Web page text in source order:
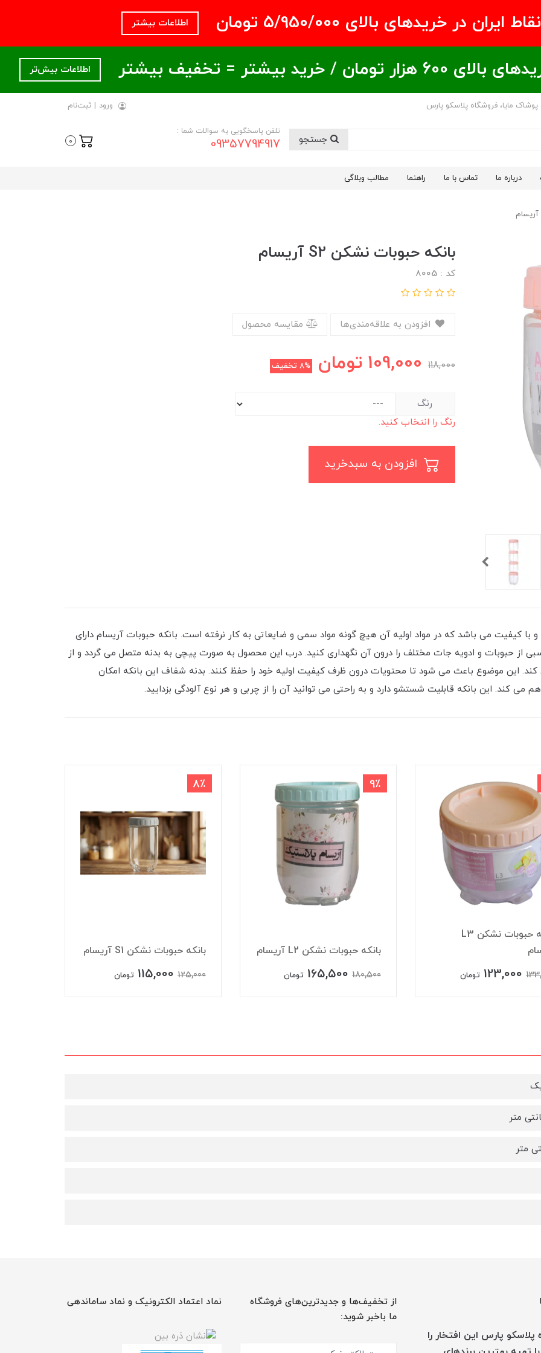
در خریدهای بالای ۵/950/000 تومان اطلاعات بیشتر
بیشتر = تخفیف بیشتر اطلاعات بیش‌تر
پوشاک مایا، فروشگاه پلاسکو پارس ورود | ثبت‌نام
تلفن پاسخگویی به سوالات شما :
09357794917
0
درباره ما تماس با ما راهنما مطالب وبلاگی
بانکه حبوبات نشکن S2 آریسام
کد : 8005
مقایسه محصول
118,000
109,000 تومان 8% تخفیف
رنگ
رنگ را انتخاب کنید.
کیفیت می باشد که در مواد اولیه آن هیچ گونه مواد سمی و ضایعاتی به کار نرفته است. بانکه حبوبات آریسام دارای
از حبوبات و ادویه جات مختلف را درون آن نگهداری کنید. درب این محصول به صورت پیچی به بدنه متصل می گردد و از
این موضوع باعث می ‌شود تا محتویات درون ظرف کیفیت اولیه خود را حفظ کنند. بدنه شفاف این بانکه امکان
کند. این بانکه قابلیت شستشو دارد و به راحتی می توانید آن را از چربی و هر نوع آلودگی بزدایید.
بانکه حبوبات نشکن L3
123,000 تومان
9٪
بانکه حبوبات نشکن L2 آریسام
180,500
165,500 تومان
8٪
بانکه حبوبات نشکن S1 آریسام
125,000
115,000 تومان
پلاسکو پارس این افتخار را
از تخفیف‌ها و جدیدترین‌های فروشگاه
ما باخبر شوید:
نماد اعتماد الکترونیک و نماد ساماندهی